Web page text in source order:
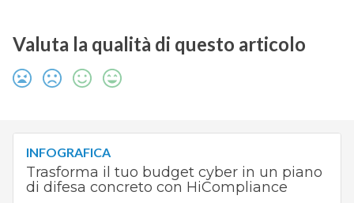
Valuta la qualità di questo articolo
INFOGRAFICA
Trasforma il tuo budget cyber in un piano
di difesa concreto con HiCompliance